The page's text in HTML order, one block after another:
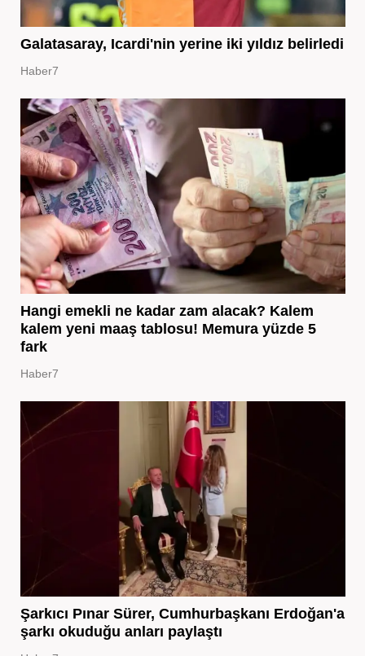
Galatasaray, Icardi'nin yerine iki yıldız belirledi
Haber7
Hangi emekli ne kadar zam alacak? Kalem
kalem yeni maaş tablosu! Memura yüzde 5
fark
Haber7
Şarkıcı Pınar Sürer, Cumhurbaşkanı Erdoğan'a
şarkı okuduğu anları paylaştı